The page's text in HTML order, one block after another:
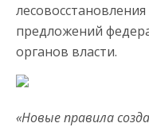
предложений
органов власти.
«Новые правила